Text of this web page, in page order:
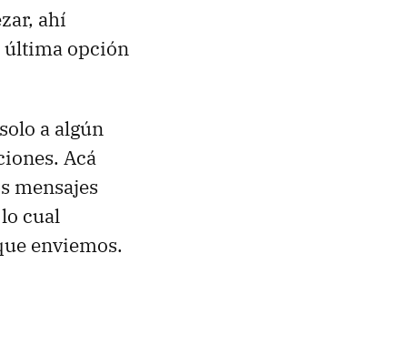
ahí
última opción
a algún
Acá
mensajes
cual
enviemos.